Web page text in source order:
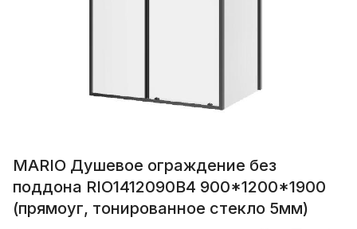
MARIO Душевое ограждение без
поддона RIO1412090B4 900*1200*1900
(прямоуг, тонированное стекло 5мм)